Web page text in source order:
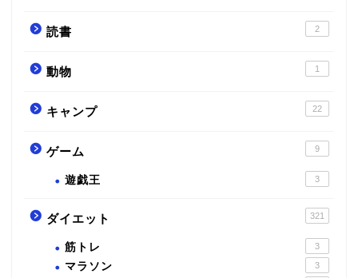
読書 2
動物 1
キャンプ 22
ゲーム 9
遊戯王 3
ダイエット 321
筋トレ 3
マラソン 3